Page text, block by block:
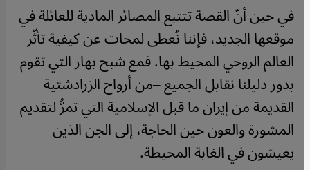
في حين أنّ القصة تتتبع المصائر المادية للعائلة في
موقعها الجديد، فإننا نُعطى لمحات عن كيفية تأثّر
العالم الروحي المحيط بها. فمع شبح بهار التي تقوم
بدور دليلنا نقابل الجميع –من أرواح الزرادشتية
القديمة من إيران ما قبل الإسلامية التي تمرُّ لتقديم
المشورة والعون حين الحاجة، إلى الجن الذين
يعيشون في الغابة المحيطة.